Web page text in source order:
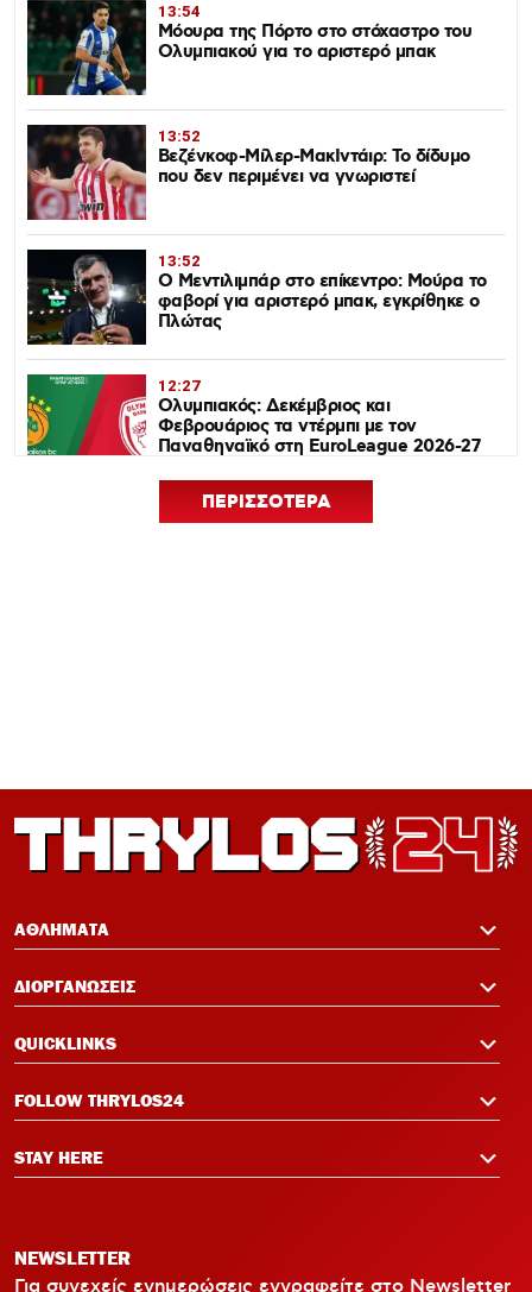
13:54
Μόουρα της Πόρτο στο στόχαστρο του
Ολυμπιακού για το αριστερό μπακ
13:52
Βεζένκοφ-Μίλερ-ΜακΙντάιρ: Το δίδυμο
που δεν περιμένει να γνωριστεί
13:52
Ο Μεντιλιμπάρ στο επίκεντρο: Μούρα το
φαβορί για αριστερό μπακ, εγκρίθηκε ο
Πλώτας
12:27
Ολυμπιακός: Δεκέμβριος και
Φεβρουάριος τα ντέρμπι με τον
Παναθηναϊκό στη EuroLeague 2026-27
Euroleague Basketball+: Το ψηφιακό
Μεντιλίμπαρ
12:33
ανάγκες
ΠΕΡΙΣΣΟΤΕΡΑ
ΑΘΛΗΜΑΤΑ
ΔΙΟΡΓΑΝΩΣΕΙΣ
QUICKLINKS
FOLLOW THRYLOS24
STAY HERE
NEWSLETTER
Για συνεχείς ενημερώσεις εγγραφείτε στο Newsletter